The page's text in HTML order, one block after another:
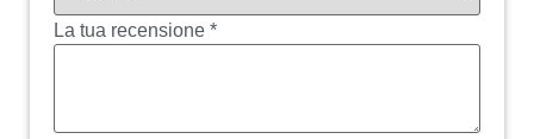
La tua recensione *